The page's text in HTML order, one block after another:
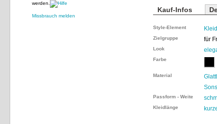
werden.
Missbrauch melden
Kauf-Infos
Style-Element Kleid
Zielgruppe für
Look
Farbe
Material
Passform - Weite
Kleidlänge